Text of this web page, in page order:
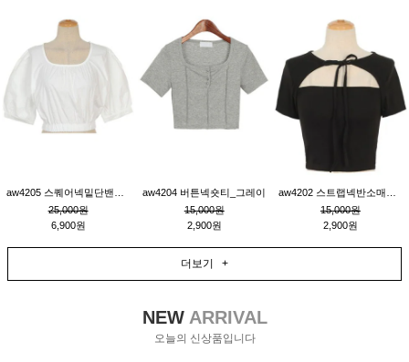
25,000원
6,900원
aw4204 버튼넥숏티_그레이
15,000원
2,900원
15,000원
2,900원
더보기 +
NEWARRIVAL
오늘의 신상품입니다